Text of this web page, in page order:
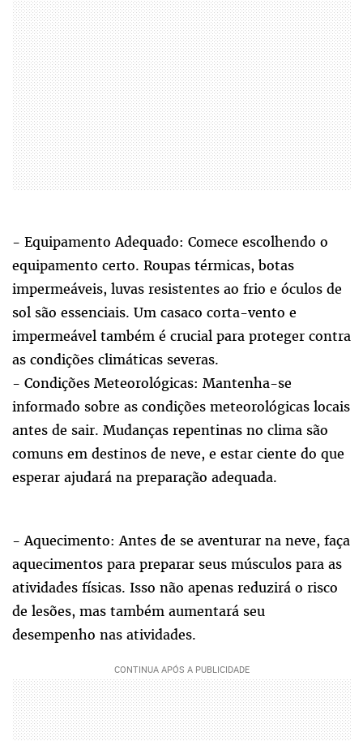
- Equipamento Adequado: Comece escolhendo o
equipamento certo. Roupas térmicas, botas
impermeáveis, luvas resistentes ao frio e óculos de
sol são essenciais. Um casaco corta-vento e
impermeável também é crucial para proteger contra
as condições climáticas severas.
- Condições Meteorológicas: Mantenha-se
informado sobre as condições meteorológicas locais
antes de sair. Mudanças repentinas no clima são
comuns em destinos de neve, e estar ciente do que
esperar ajudará na preparação adequada.
- Aquecimento: Antes de se aventurar na neve, faça
aquecimentos para preparar seus músculos para as
atividades físicas. Isso não apenas reduzirá o risco
de lesões, mas também aumentará seu
desempenho nas atividades.